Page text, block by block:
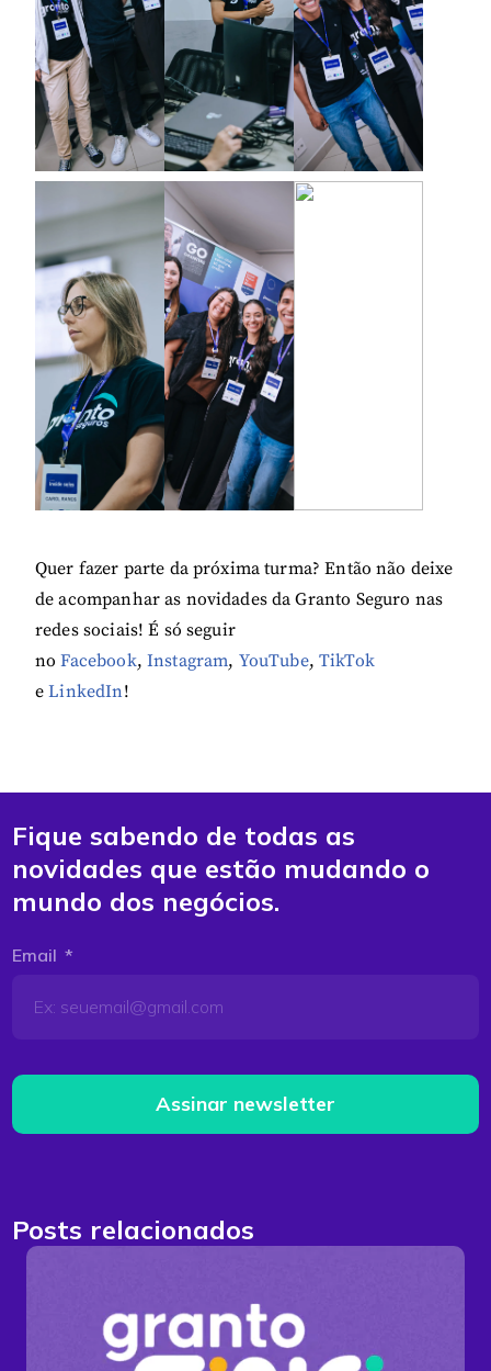
Quer fazer parte da próxima turma? Então não deixe
de acompanhar as novidades da Granto Seguro nas
redes sociais! É só seguir
noFacebook, Instagram, YouTube,TikTok
eLinkedIn!
Fique sabendo de todas as
novidades que estão mudando o
mundo dos negócios.
Email
Assinar newsletter
Posts relacionados